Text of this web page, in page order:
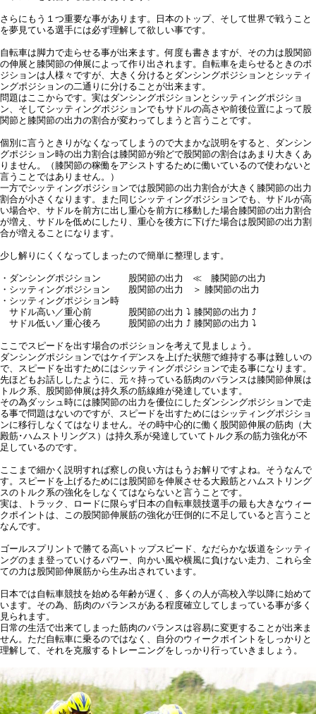
さらにもう１つ重要な事があります。日本のトップ、そして世界で戦うこと
を夢見ている選手には必ず理解して欲しい事です。
自転車は脚力で走らせる事が出来ます。何度も書きますが、その力は股関節
の伸展と膝関節の伸展によって作り出されます。自転車を走らせるときのポ
ジションは人様々ですが、大きく分けるとダンシングポジションとシッティ
ングポジションの二通りに分けることが出来ます。
問題はここからです。実はダンシングポジションとシッティングポジショ
ン、そしてシッティングポジションでもサドルの高さや前後位置によって股
関節と膝関節の出力の割合が変わってしまうと言うことです。
個別に言うときりがなくなってしまうので大まかな説明をすると、ダンシン
グポジション時の出力割合は膝関節が殆どで股関節の割合はあまり大きくあ
りません。（膝関節の稼働をアシストするために働いているので使わないと
言うことではありません。）
一方でシッティングポジションでは股関節の出力割合が大きく膝関節の出力
割合が小さくなります。また同じシッティングポジションでも、サドルが高
い場合や、サドルを前方に出し重心を前方に移動した場合膝関節の出力割合
が増え、サドルを低めにしたり、重心を後方に下げた場合は股関節の出力割
合が増えることになります。
少し解りにくくなってしまったので簡単に整理します。
・ダンシングポジション 股関節の出力 ≪ 膝関節の出力
・シッティングポジション 股関節の出力 ＞ 膝関節の出力
・シッティングポジション時
サドル高い／重心前 股関節の出力 ⤵ 膝関節の出力 ⤴
サドル低い／重心後ろ 股関節の出力 ⤴ 膝関節の出力 ⤵
ここでスピードを出す場合のポジションを考えて見ましょう。
ダンシングポジションではケイデンスを上げた状態で維持する事は難しいの
で、スピードを出すためにはシッティングポジションで走る事になります。
先ほどもお話ししたように、元々持っている筋肉のバランスは膝関節伸展は
トルク系、股関節伸展は持久系の筋線維が発達しています。
その為ダッシュ時には膝関節の出力を優位にしたダンシングポジションで走
る事で問題はないのですが、スピードを出すためにはシッティングポジショ
ンに移行しなくてはなりません。その時中心的に働く股関節伸展の筋肉（大
殿筋･ハムストリングス）は持久系が発達していてトルク系の筋力強化が不
足しているのです。
ここまで細かく説明すれば察しの良い方はもうお解りですよね。そうなんで
す。スピードを上げるためには股関節を伸展させる大殿筋とハムストリング
スのトルク系の強化をしなくてはならないと言うことです。
実は、トラック、ロードに限らず日本の自転車競技選手の最も大きなウィー
クポイントは、この股関節伸展筋の強化が圧倒的に不足していると言うこと
なんです。
ゴールスプリントで勝てる高いトップスピード、なだらかな坂道をシッティ
ングのまま登っていけるパワー、向かい風や横風に負けない走力、これら全
ての力は股関節伸展筋から生み出されています。
日本では自転車競技を始める年齢が遅く、多くの人が高校入学以降に始めて
います。その為、筋肉のバランスがある程度確立してしまっている事が多く
見られます。
日常の生活で出来てしまった筋肉のバランスは容易に変更することが出来ま
せん。ただ自転車に乗るのではなく、自分のウィークポイントをしっかりと
理解して、それを克服するトレーニングをしっかり行っていきましょう。